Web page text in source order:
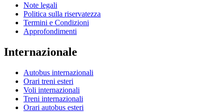
Note legali
Politica sulla riservatezza
Termini e Condizioni
Approfondimenti
Internazionale
Autobus internazionali
Orari treni esteri
Voli internazionali
Treni internazionali
Orari autobus esteri